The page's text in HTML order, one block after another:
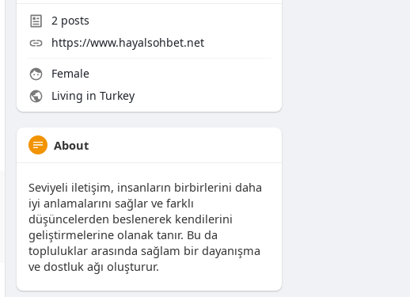
2 posts
https://www.hayalsohbet.net
Female
Living in Turkey
About
Seviyeli iletişim, insanların birbirlerini daha
iyi anlamalarını sağlar ve farklı
düşüncelerden beslenerek kendilerini
geliştirmelerine olanak tanır. Bu da
topluluklar arasında sağlam bir dayanışma
ve dostluk ağı oluşturur.